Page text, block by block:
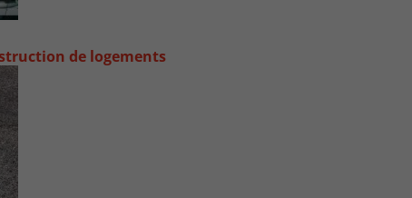
de logements